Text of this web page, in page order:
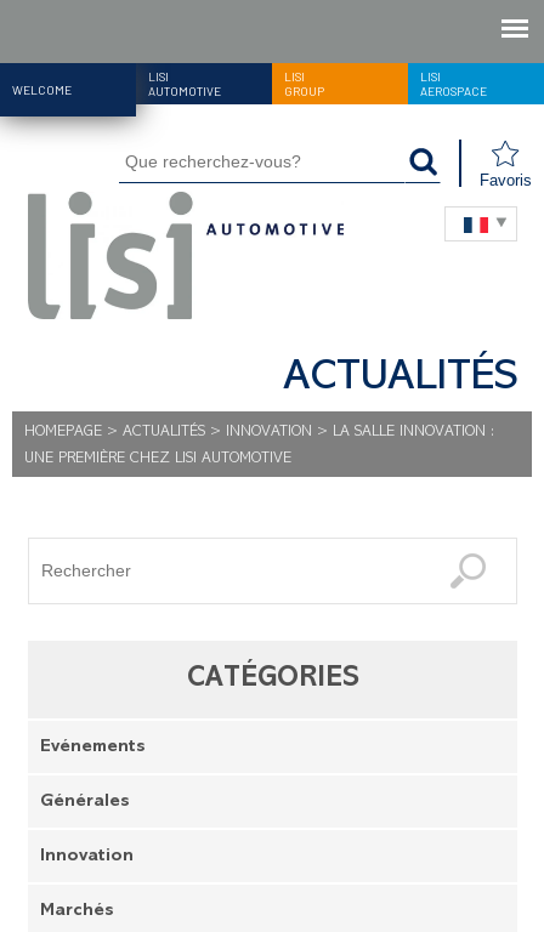
WELCOME
LISI
AUTOMOTIVE
LISI
GROUP
LISI
AEROSPACE
Favoris
ACTUALITÉS
HOMEPAGE > ACTUALITÉS > INNOVATION > LA SALLE INNOVATION :
UNE PREMIÈRE CHEZ LISI AUTOMOTIVE
CATÉGORIES
Evénements
Générales
Innovation
Marchés